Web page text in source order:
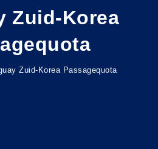
Zuid-Korea
Zuid-Korea Passagequota